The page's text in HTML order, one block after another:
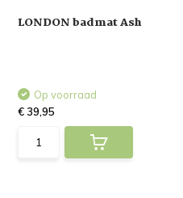
LONDON badmat Ash
Op voorraad
€ 39,95